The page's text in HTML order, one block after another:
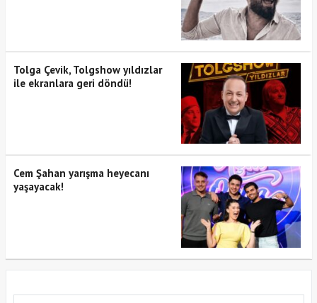
Tolga Çevik, Tolgshow yıldızlar
ile ekranlara geri döndü!
Cem Şahan yarışma heyecanı
yaşayacak!